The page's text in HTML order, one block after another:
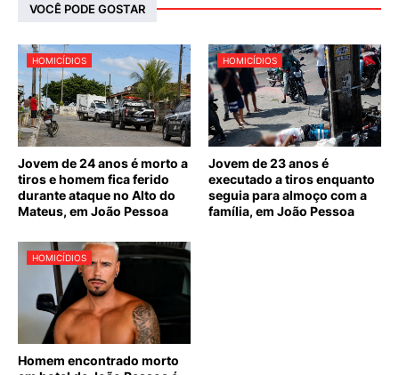
VOCÊ PODE GOSTAR
HOMICÍDIOS
Jovem de 24 anos é morto a
tiros e homem fica ferido
durante ataque no Alto do
Mateus, em João Pessoa
HOMICÍDIOS
Jovem de 23 anos é
executado a tiros enquanto
seguia para almoço com a
família, em João Pessoa
HOMICÍDIOS
Homem encontrado morto